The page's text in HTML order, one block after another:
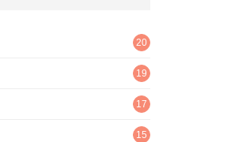
20
19
17
15